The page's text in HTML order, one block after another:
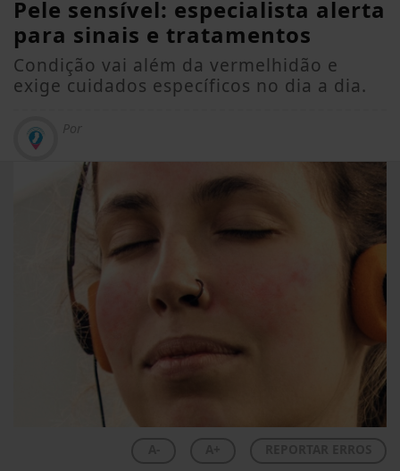
Pele sensível: especialista alerta
para sinais e tratamentos
Condição vai além da vermelhidão e
exige cuidados específicos no dia a dia.
Por